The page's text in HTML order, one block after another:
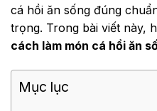
cá hồi ăn sống đúng
trọng. Trong bài viết này,
cách làm món cá hồi ăn
Mục lục